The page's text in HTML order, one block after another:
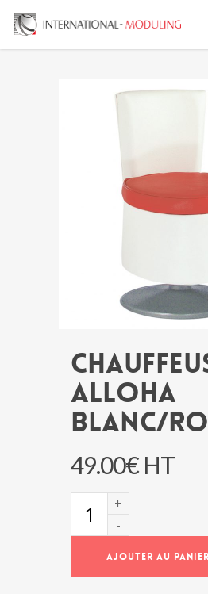
ALLOHA
BLANC/
49.00€ HT
CHAUFFEUSE
BLANC/ROUGE
AJOUTER AU PANIER